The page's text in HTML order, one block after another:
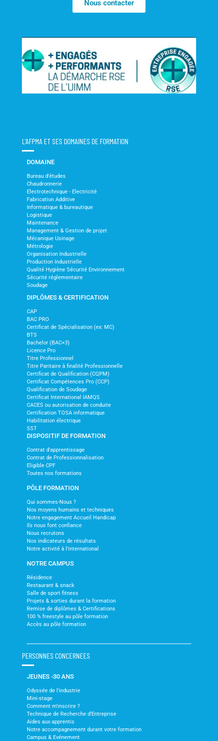
Nous contacter
L'AFPMA ET SES DOMAINES DE FORMATION
DOMAINE
Bureau d'études
Chaudronnerie
Electrotechnique - Electricité
Fabrication Additive
Informatique & bureautique
Logistique
Maintenance
Management & Gestion de projet
Mécanique Usinage
Métrologie
Organisation Industrielle
Production Industrielle
Qualité Hygiène Sécurité Environnement
Sécurité réglementaire
Soudage
DIPLÔMES & CERTIFICATION
CAP
BAC PRO
Certificat de Spécialisation (ex: MC)
BTS
Bachelor (BAC+3)
Licence Pro
Titre Professionnel
Titre Paritaire à finalité Professionnelle
Certificat de Qualification (CQPM)
Certificat Compétences Pro (CCP)
Qualification de Soudage
Certificat International IAMQS
CACES ou autorisation de conduite
Certification TOSA informatique
Habilitation électrique
SST
DISPOSITIF DE FORMATION
Contrat d'apprentissage
Contrat de Professionnalisation
Eligible CPF
Toutes nos formations
PÔLE FORMATION
Qui sommes-Nous ?
Nos moyens humains et techniques
Notre engagement Accueil Handicap
Ils nous font confiance
Nous recrutons
Nos indicateurs de résultats
Notre activité à l'international
NOTRE CAMPUS
Résidence
Restaurant & snack
Salle de sport fitness
Projets & sorties durant la formation
Remise de diplômes & Certifications
100 % freestyle au pôle formation
Accès au pôle formation
PERSONNES CONCERNEES
JEUNES -30 ANS
Odyssée de l'industrie
Mini-stage
Comment m'inscrire ?
Technique de Recherche d'Entreprise
Aides aux apprentis
Notre accompagnement durant votre formation
Campus & Evénement